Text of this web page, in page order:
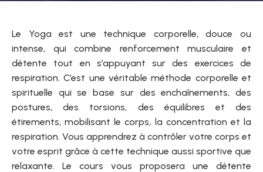
Le Yoga est une technique corporelle, douce ou
intense, qui combine renforcement musculaire et
détente tout en s’appuyant sur des exercices de
respiration. C’est une véritable méthode corporelle et
spirituelle qui se base sur des enchaînements, des
postures, des torsions, des équilibres et des
étirements, mobilisant le corps, la concentration et la
respiration. Vous apprendrez à contrôler votre corps et
votre esprit grâce à cette technique aussi sportive que
relaxante. Le cours vous proposera une détente